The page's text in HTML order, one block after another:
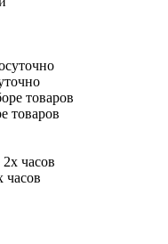
товаров
часов